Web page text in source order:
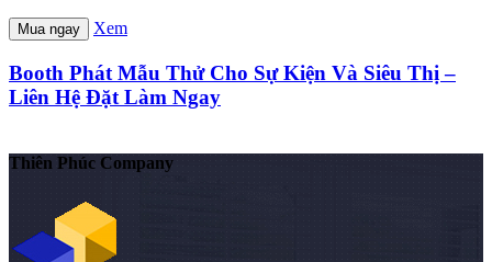
Mua ngay Xem
Booth Phát Mẫu Thử Cho Sự Kiện Và Siêu Thị –
Liên Hệ Đặt Làm Ngay
Thiên Phúc Company